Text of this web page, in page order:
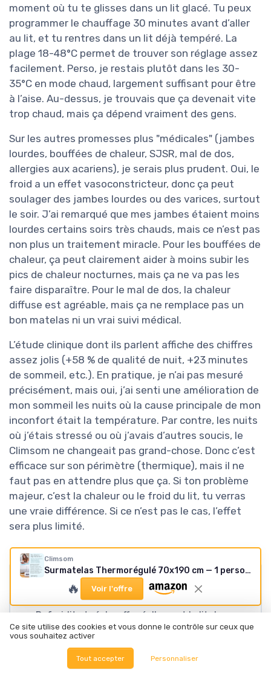
moment où tu te glisses dans un lit glacé. Tu peux
programmer le chauffage 30 minutes avant d’aller
au lit, et tu rentres dans un lit déjà tempéré. La
plage 18-48°C permet de trouver son réglage assez
facilement. Perso, je restais plutôt dans les 30-
35°C en mode chaud, largement suffisant pour être
à l’aise. Au-dessus, je trouvais que ça devenait vite
trop chaud, mais ça dépend vraiment des gens.
Sur les autres promesses plus "médicales" (jambes
lourdes, bouffées de chaleur, SJSR, mal de dos,
allergies aux acariens), je serais plus prudent. Oui, le
froid a un effet vasoconstricteur, donc ça peut
soulager des jambes lourdes ou des varices, surtout
le soir. J’ai remarqué que mes jambes étaient moins
lourdes certains soirs très chauds, mais ce n’est pas
non plus un traitement miracle. Pour les bouffées de
chaleur, ça peut clairement aider à moins subir les
pics de chaleur nocturnes, mais ça ne va pas les
faire disparaître. Pour le mal de dos, la chaleur
diffuse est agréable, mais ça ne remplace pas un
bon matelas ni un vrai suivi médical.
L’étude clinique dont ils parlent affiche des chiffres
assez jolis (+58 % de qualité de nuit, +23 minutes
de sommeil, etc.). En pratique, je n’ai pas mesuré
précisément, mais oui, j’ai senti une amélioration de
mon sommeil les nuits où la cause principale de mon
inconfort était la température. Par contre, les nuits
où j’étais stressé ou où j’avais d’autres soucis, le
Climsom ne changeait pas grand-chose. Donc c’est
efficace sur son périmètre (thermique), mais il ne
faut pas en attendre plus que ça. Si ton problème
majeur, c’est la chaleur ou le froid du lit, tu verras
une vraie différence. Si ce n’est pas le cas, l’effet
sera plus limité.
POINTS FORTS
Refroidit et réchauffe réellement le lit de
façon efficace, avec une température assez
Surmatelas fin et globalement confortable,
Climsom
Surmatelas Thermorégulé 70x190 cm — 1 personne
🔥 Voir l'offre
Ce site utilise des cookies et vous donne le contrôle sur ceux que
vous souhaitez activer
Tout accepter Personnaliser